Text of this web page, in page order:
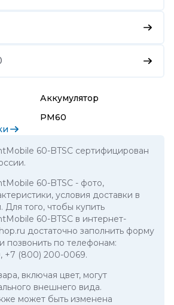
Аккумулятор
PM60
60-BTSC сертифицирован
60-BTSC - фото,
условия доставки в
того, чтобы купить
60-BTSC в интернет-
достаточно заполнить форму
позвонить по телефонам:
, +7 (800) 200-0069.
включая цвет, могут
внешнего вида.
может быть изменена